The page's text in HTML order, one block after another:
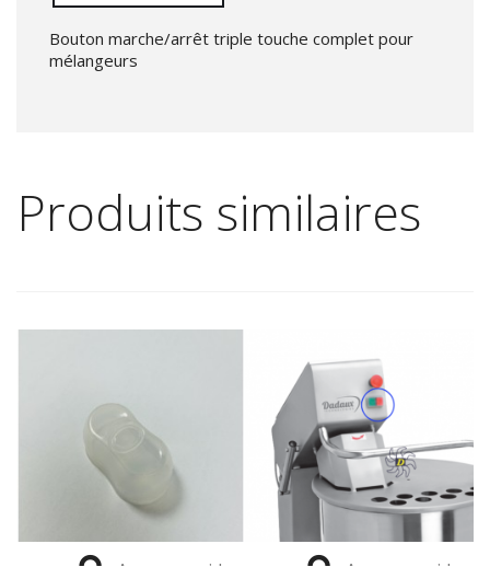
Bouton marche/arrêt triple touche complet pour
mélangeurs
Produits similaires